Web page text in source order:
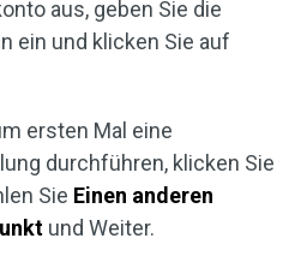
aus, geben Sie die
ein und klicken Sie auf
ersten Mal eine
durchführen, klicken Sie
Sie Einen anderen
und Weiter.